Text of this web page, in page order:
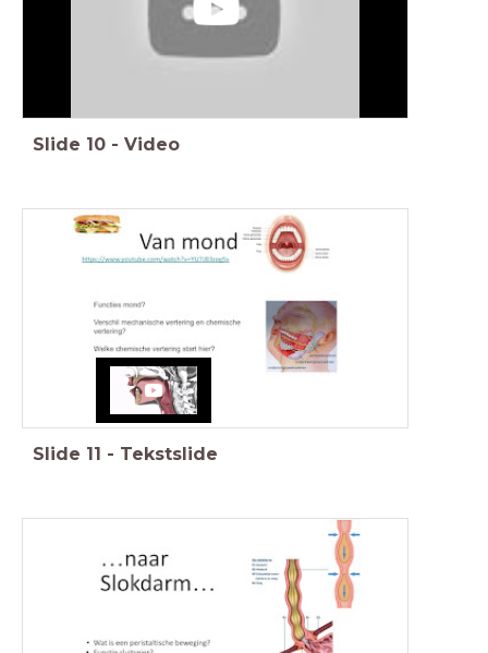
Slide 10 - Video
Slide 11 - Tekstslide